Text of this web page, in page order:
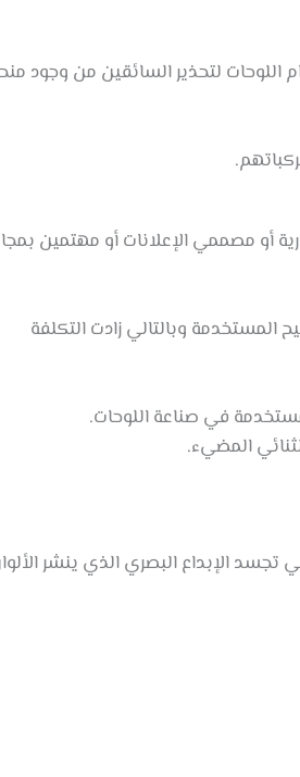
لتحذير السائقين من وجود
أو مصممي الإعلانات أو مهتمين
المستخدمة وبالتالي زادت التكلفة
في صناعة اللوحات.
المضيء.
تجسد الإبداع البصري الذي ينشر